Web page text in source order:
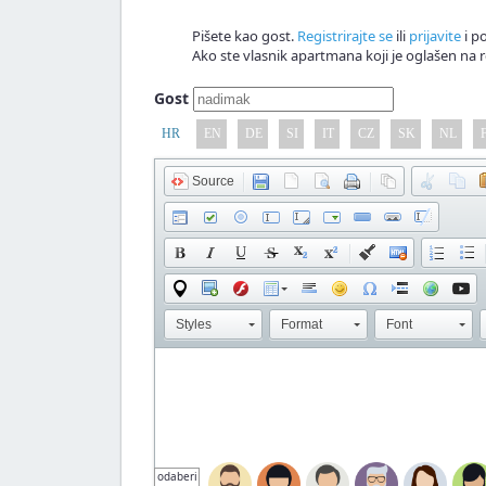
Pišete kao gost. Registrirajte se ili prijavite i
Ako ste vlasnik apartmana koji je oglašen
Gost
HR EN DE SI IT CZ SK NL
Source
Styles Format Font
odaberi